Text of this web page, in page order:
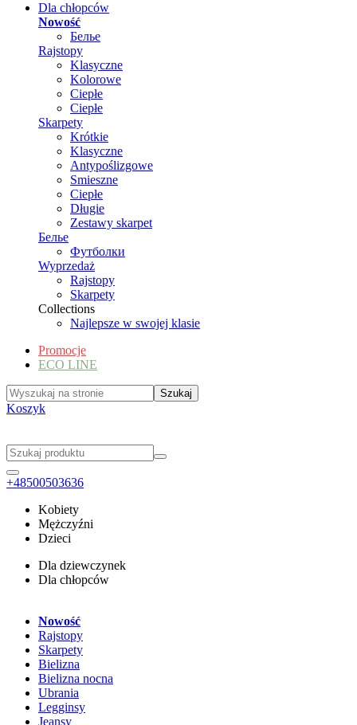
Dla chłopców
Nowość
Белье
Rajstopy
Klasyczne
Kolorowe
Ciepłe
Ciepłe
Skarpety
Krótkie
Klasyczne
Antypoślizgowe
Smieszne
Ciepłe
Długie
Zestawy skarpet
Белье
Футболки
Wyprzedaż
Rajstopy
Skarpety
Collections
Najlepsze w swojej klasie
Promocje
ECO LINE
Koszyk
+48500503636
Kobiety
Mężczyźni
Dzieci
Dla dziewczynek
Dla chłopców
Nowość
Rajstopy
Skarpety
Bielizna
Bielizna nocna
Ubrania
Legginsy
Jeansy